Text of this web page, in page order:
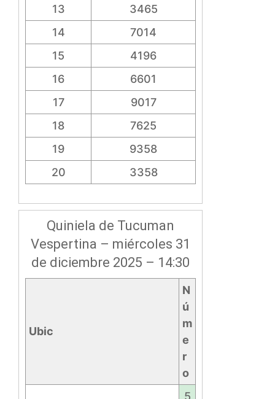
13
3465
14
7014
15
4196
16
6601
17
9017
18
7625
19
9358
20
3358
Quiniela de Tucuman
Vespertina – miércoles 31
de diciembre 2025 – 14:30
Ubic
N
ú
m
e
r
o